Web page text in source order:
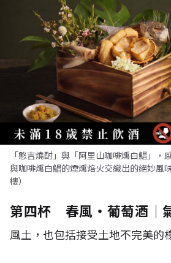
「憨吉燒酎」與「阿里山咖啡燻白鯧」，
與咖啡燻白鯧的煙燻焙火交織出的絕妙風
樓）
第四杯 春風・葡萄酒｜
風土，也包括接受土地不完美的